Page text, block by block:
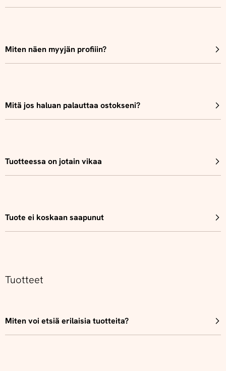
Miten näen myyjän profiiin?
Mitä jos haluan palauttaa ostokseni?
Tuotteessa on jotain vikaa
Tuote ei koskaan saapunut
Tuotteet
Miten voi etsiä erilaisia tuotteita?